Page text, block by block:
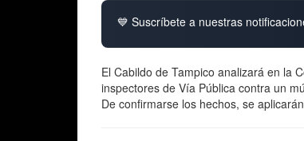
💙 Suscríbete a nuestras
El Cabildo de Tampico analizará en la
inspectores de Vía Pública contra un
De confirmarse los hechos, se